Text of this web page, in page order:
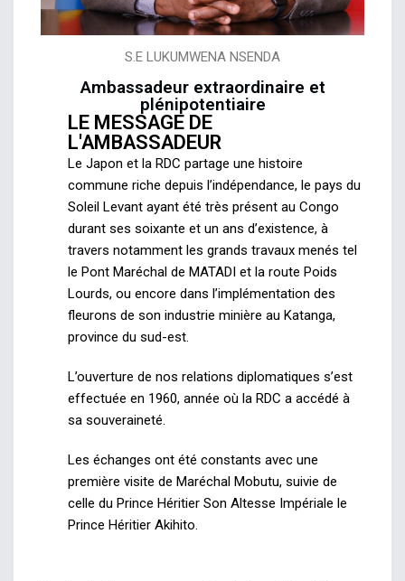
S.E LUKUMWENA NSENDA
Ambassadeur extraordinaire et
plénipotentiaire
LE MESSAGE DE
L'AMBASSADEUR
Le Japon et la RDC partage une histoire
commune riche depuis l’indépendance, le pays du
Soleil Levant ayant été très présent au Congo
durant ses soixante et un ans d’existence, à
travers notamment les grands travaux menés tel
le Pont Maréchal de MATADI et la route Poids
Lourds, ou encore dans l’implémentation des
fleurons de son industrie minière au Katanga,
province du sud-est.
L’ouverture de nos relations diplomatiques s’est
effectuée en 1960, année où la RDC a accédé à
sa souveraineté.
Les échanges ont été constants avec une
première visite de Maréchal Mobutu, suivie de
celle du Prince Héritier Son Altesse Impériale le
Prince Héritier Akihito.